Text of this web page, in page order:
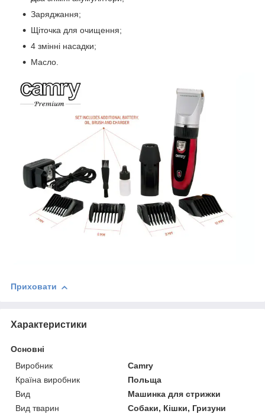
Заряджання;
Щіточка для очищення;
4 змінні насадки;
Масло.
Приховати
Характеристики
Основні
Виробник
Camry
Країна виробник
Польща
Вид
Машинка для стрижки
Вид тварин
Собаки, Кішки, Гризуни